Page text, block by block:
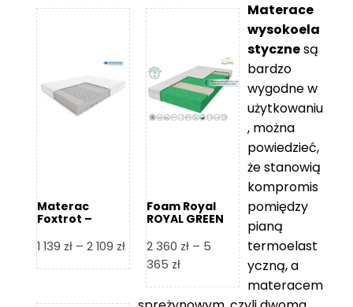
Materac
Foxtrot –
1 139 zł – 2 109 złZakres
cen:
1
Foam Royal
ROYAL GREEN
piankowy
2 360 zł – 5
365 złZakres
od
Materace
wysokoela
stycznesą
bardzo
wygodne w
użytkowaniu
, można
powiedzieć,
że stanowią
kompromis
pomiędzy
pianą
termoelast
yczną, a
materacem